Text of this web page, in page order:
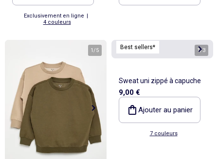
Exclusivement en ligne |
4 couleurs
1/5 Best sellers* 1/3
Sweat uni zippé à capuche
9,00 €
Ajouter au panier
7 couleurs